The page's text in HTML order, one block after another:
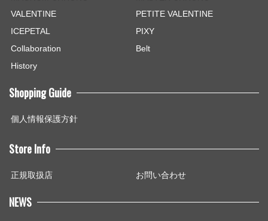
VALENTINE
PETITE VALENTINE
ICEPETAL
PIXY
Collaboration
Belt
History
Shopping Guide
個人情報保護方針
Store Info
正規取扱店 お問い合わせ
NEWS